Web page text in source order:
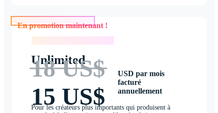
En promotion maintenant !
Unlimited
18 US$
15 US$
USD par mois
facturé
annuellement
Pour les créateurs plus importants qui produisent à